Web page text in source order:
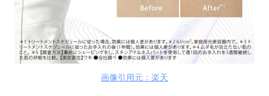
画像引用元：楽天